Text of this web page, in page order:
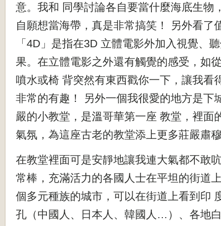
意。我和 同學討論各自要當什麼海底生物
自願想當海帶，真是非常搞笑！ 另外看了
「4D」是指在3D 立體電影外加入視覺、
果。在立體電影之外還有觸覺的感受，如
噴水或椅 背突然有東西戳你一下，讓我看
非常的有趣！ 另外一個我很愛的地方是下
嚴的小教堂，是溫哥華第一座 教堂，裡面
氣氛，為這座古老的教堂添上更多莊嚴肅
在教堂裡面可是安靜地讓我連大氣都不敢
常棒，充滿活力的各國人士在平坦的街道
個多元種族的城市，可以在街道上看到印
孔（中國人、日本人、韓國人…）、各地